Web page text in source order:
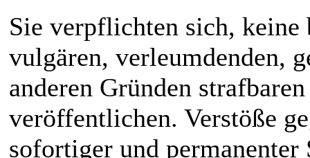
Sie verpflichten sich, keine
vulgären, verleumdenden,
anderen Gründen
veröffentlichen. Verstöße
sofortiger und